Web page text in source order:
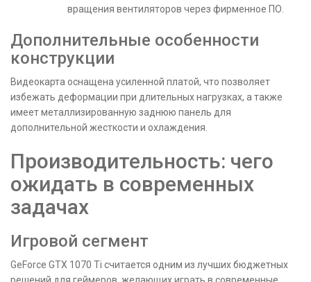
вращения вентиляторов через фирменное ПО.
Дополнительные особенности
конструкции
Видеокарта оснащена усиленной платой, что позволяет
избежать деформации при длительных нагрузках, а также
имеет металлизированную заднюю панель для
дополнительной жесткости и охлаждения.
Производительность: чего
ожидать в современных
задачах
Игровой сегмент
GeForce GTX 1070 Ti считается одним из лучших бюджетных
решений для геймеров, желающих играть в современные